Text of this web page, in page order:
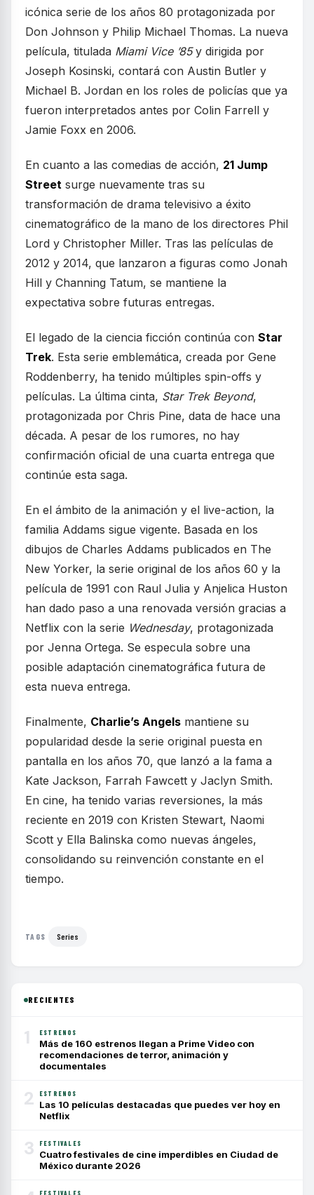
icónica serie de los años 80 protagonizada por
Don Johnson y Philip Michael Thomas. La nueva
película, titulada Miami Vice ’85y dirigida por
Joseph Kosinski, contará con Austin Butler y
Michael B. Jordan en los roles de policías que ya
fueron interpretados antes por Colin Farrell y
Jamie Foxx en 2006.
En cuanto a las comedias de acción, 21 Jump
Street surge nuevamente tras su
transformación de drama televisivo a éxito
cinematográfico de la mano de los directores Phil
Lord y Christopher Miller. Tras las películas de
2012 y 2014, que lanzaron a figuras como Jonah
Hill y Channing Tatum, se mantiene la
expectativa sobre futuras entregas.
El legado de la ciencia ficción continúa con Star
Trek. Esta serie emblemática, creada por Gene
Roddenberry, ha tenido múltiples spin-offs y
películas. La última cinta, Star Trek Beyond,
protagonizada por Chris Pine, data de hace una
década. A pesar de los rumores, no hay
confirmación oficial de una cuarta entrega que
continúe esta saga.
En el ámbito de la animación y el live-action, la
familia Addams sigue vigente. Basada en los
dibujos de Charles Addams publicados en The
New Yorker, la serie original de los años 60 y la
película de 1991 con Raul Julia y Anjelica Huston
han dado paso a una renovada versión gracias a
Netflix con la serie Wednesday, protagonizada
por Jenna Ortega. Se especula sobre una
posible adaptación cinematográfica futura de
esta nueva entrega.
Finalmente, Charlie’s Angels mantiene su
popularidad desde la serie original puesta en
pantalla en los años 70, que lanzó a la fama a
Kate Jackson, Farrah Fawcett y Jaclyn Smith.
En cine, ha tenido varias reversiones, la más
reciente en 2019 con Kristen Stewart, Naomi
Scott y Ella Balinska como nuevas ángeles,
consolidando su reinvención constante en el
tiempo.
TAGS Series
RECIENTES
1 ESTRENOS
Más de 160 estrenos llegan a Prime Video con
recomendaciones de terror, animación y
documentales
2 ESTRENOS
Las 10 películas destacadas que puedes ver hoy en
Netflix
3 FESTIVALES
Cuatro festivales de cine imperdibles en Ciudad de
México durante 2026
FESTIVALES